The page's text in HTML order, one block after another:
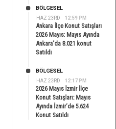
HAZ 23RD 12:59 PM
BÖLGESEL
Ankara İlçe Konut Satışları
2026 Mayıs: Mayıs Ayında
Ankara’da 8.021 konut
Satıldı
HAZ 23RD 12:17 PM
BÖLGESEL
2026 Mayıs İzmir İlçe
Konut Satışları: Mayıs
Ayında İzmir’de 5.624
Konut Satıldı